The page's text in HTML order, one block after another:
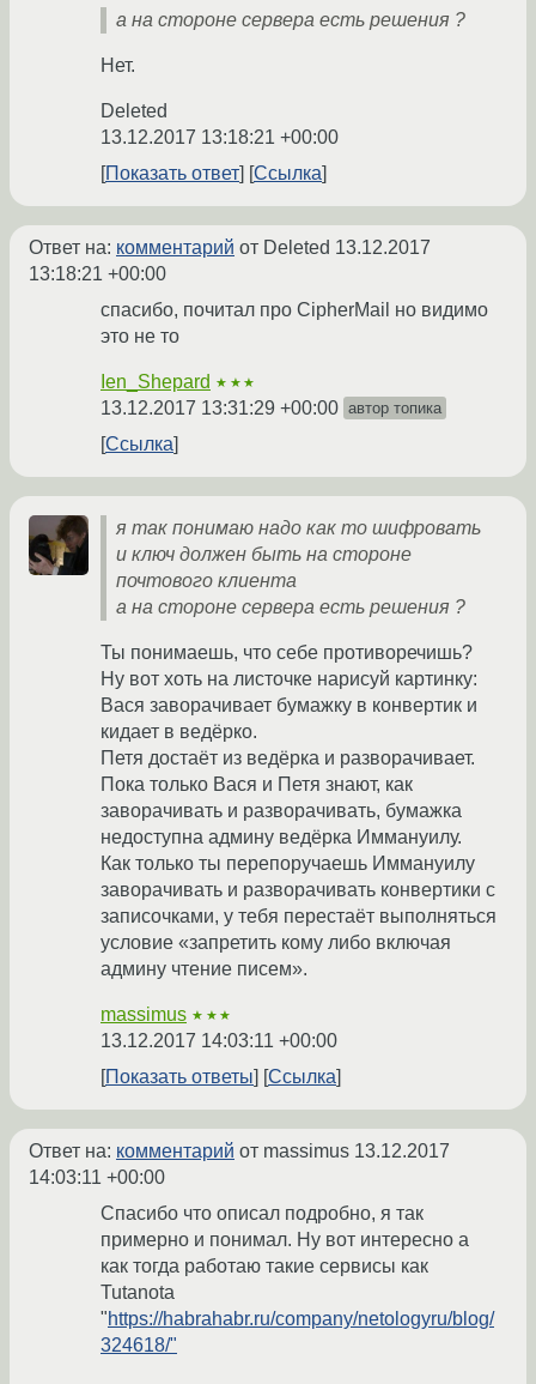
а на стороне сервера есть решения ?
Нет.
Deleted
13.12.2017 13:18:21 +00:00
Показать ответ
Ссылка
Ответ на: комментарий от Deleted 13.12.2017
13:18:21 +00:00
спасибо, почитал про CipherMail но видимо
это не то
Ien_Shepard ★★★
13.12.2017 13:31:29 +00:00 автор топика
Ссылка
я так понимаю надо как то шифровать
и ключ должен быть на стороне
почтового клиента
а на стороне сервера есть решения ?
Ты понимаешь, что себе противоречишь?
Ну вот хоть на листочке нарисуй картинку:
Вася заворачивает бумажку в конвертик и
кидает в ведёрко.
Петя достаёт из ведёрка и разворачивает.
Пока только Вася и Петя знают, как
заворачивать и разворачивать, бумажка
недоступна админу ведёрка Иммануилу.
Как только ты перепоручаешь Иммануилу
заворачивать и разворачивать конвертики с
записочками, у тебя перестаёт выполняться
условие «запретить кому либо включая
админу чтение писем».
massimus ★★★
13.12.2017 14:03:11 +00:00
Показать ответы
Ссылка
Ответ на: комментарий от massimus 13.12.2017
14:03:11 +00:00
Спасибо что описал подробно, я так
примерно и понимал. Ну вот интересно а
как тогда работаю такие сервисы как
Tutanota
"https://habrahabr.ru/company/netologyru/blog/
324618/"